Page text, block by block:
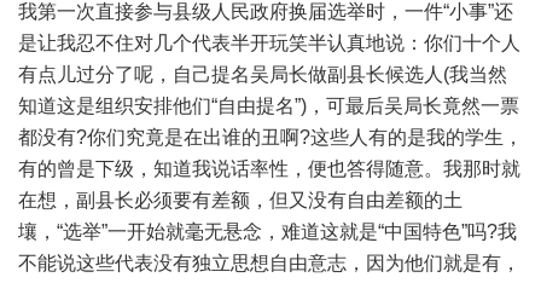
我第一次直接参与县级人民政府换届选举时，一件“小事”还
是让我忍不住对几个代表半开玩笑半认真地说：你们十个人
有点儿过分了呢，自己提名吴局长做副县长候选人(我当然
知道这是组织安排他们“自由提名”)，可最后吴局长竟然一票
都没有?你们究竟是在出谁的丑啊?这些人有的是我的学生，
有的曾是下级，知道我说话率性，便也答得随意。我那时就
在想，副县长必须要有差额，但又没有自由差额的土
壤，“选举”一开始就毫无悬念，难道这就是“中国特色”吗?我
不能说这些代表没有独立思想自由意志，因为他们就是有，